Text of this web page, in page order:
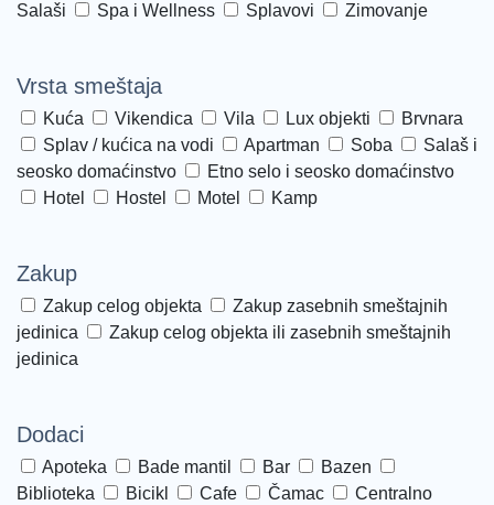
Salaši
Spa i Wellness Splavovi Zimovanje
Vrsta smeštaja
Kuća Vikendica Vila Lux objekti
Brvnara
Splav / kućica na vodi
Apartman Soba
Salaš i
seosko domaćinstvo
Etno selo i seosko domaćinstvo
Hotel
Hostel Motel Kamp
Zakup
Zakup celog objekta
Zakup zasebnih smeštajnih
jedinica
Zakup celog objekta ili zasebnih smeštajnih
jedinica
Dodaci
Apoteka Bade mantil Bar
Bazen
Biblioteka
Bicikl Cafe Čamac
Centralno